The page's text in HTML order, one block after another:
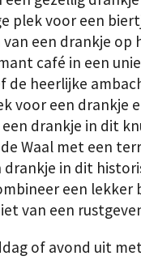
plek voor een
een drankje
café in een
de heerlijke
voor een drankje
drankje in dit
Waal met een
drankje in dit
een
van een
of avond uit